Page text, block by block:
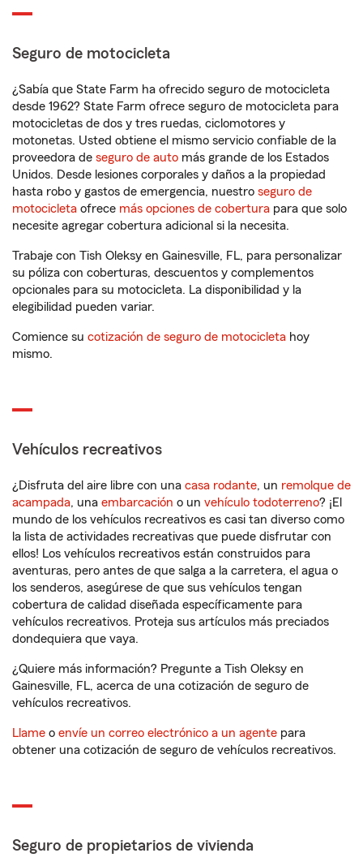
Seguro de motocicleta
¿Sabía que State Farm ha ofrecido seguro de motocicleta
desde 1962? State Farm ofrece seguro de motocicleta para
motocicletas de dos y tres ruedas, ciclomotores y
motonetas. Usted obtiene el mismo servicio confiable de la
proveedora de seguro de auto más grande de los Estados
Unidos. Desde lesiones corporales y daños a la propiedad
hasta robo y gastos de emergencia, nuestro seguro de
motocicleta ofrece más opciones de cobertura para que solo
necesite agregar cobertura adicional si la necesita.
Trabaje con Tish Oleksy en Gainesville, FL, para personalizar
su póliza con coberturas, descuentos y complementos
opcionales para su motocicleta. La disponibilidad y la
elegibilidad pueden variar.
Comience su cotización de seguro de motocicleta hoy
mismo.
Vehículos recreativos
¿Disfruta del aire libre con una casa rodante, un remolque de
acampada, una embarcación o un vehículo todoterreno? ¡El
mundo de los vehículos recreativos es casi tan diverso como
la lista de actividades recreativas que puede disfrutar con
ellos! Los vehículos recreativos están construidos para
aventuras, pero antes de que salga a la carretera, el agua o
los senderos, asegúrese de que sus vehículos tengan
cobertura de calidad diseñada específicamente para
vehículos recreativos. Proteja sus artículos más preciados
dondequiera que vaya.
¿Quiere más información? Pregunte a Tish Oleksy en
Gainesville, FL, acerca de una cotización de seguro de
vehículos recreativos.
Llame o envíe un correo electrónico a un agente para
obtener una cotización de seguro de vehículos recreativos.
Seguro de propietarios de vivienda